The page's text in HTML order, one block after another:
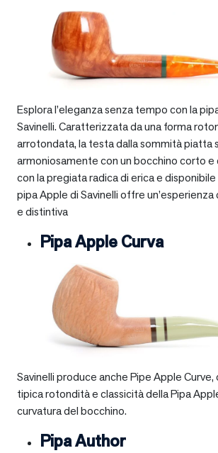
Esplora l’eleganza senza tempo con la
Savinelli. Caratterizzata da una forma
arrotondata, la testa dalla sommità piatta
armoniosamente con un bocchino corto
con la pregiata radica di erica e
pipa Apple di Savinelli offre
e distintiva
Pipa Apple Curva
Savinelli produce anche Pipe Apple
tipica rotondità e classicità della Pipa
curvatura del bocchino.
Pipa Author